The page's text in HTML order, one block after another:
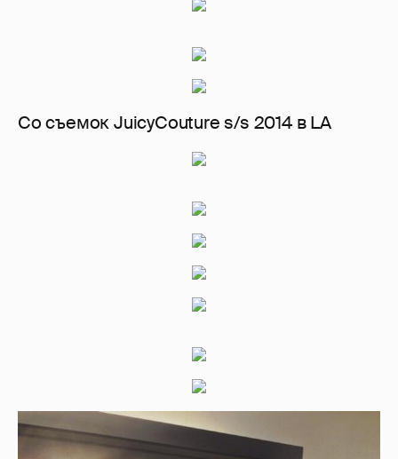
Со съемок JuicyCouture s/s 2014 в LA